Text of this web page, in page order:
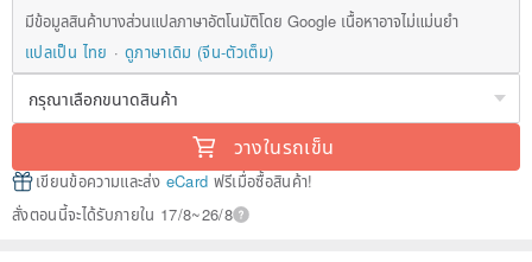
มีข้อมูลสินค้าบางส่วนแปลภาษาอัตโนมัติโดย Google เนื้อหาอาจไม่แม่นยำ
แปลเป็น ไทย
ดูภาษาเดิม (จีน-ตัวเต็ม)
วางในรถเข็น
เขียนข้อความและส่ง eCard ฟรีเมื่อซื้อสินค้า!
สั่งตอนนี้จะได้รับภายใน 17/8~26/8